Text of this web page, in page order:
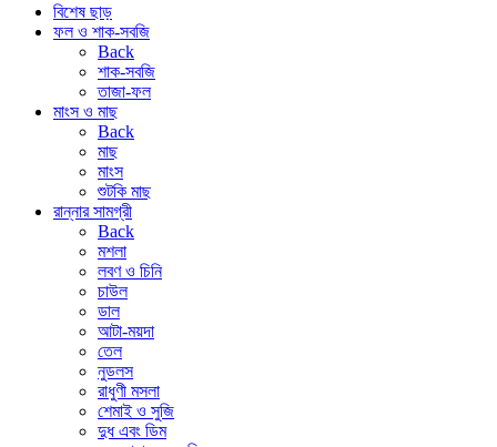
বিশেষ ছাড়
ফল ও শাক-সবজি
Back
শাক-সবজি
তাজা-ফল
মাংস ও মাছ
Back
মাছ
মাংস
শুটকি মাছ
রান্নার সামগ্রী
Back
মশলা
লবণ ও চিনি
চাউল
ডাল
আটা-ময়দা
তেল
নুডলস
রাধুণী মসলা
শেমাই ও সুজি
দুধ এবং ডিম